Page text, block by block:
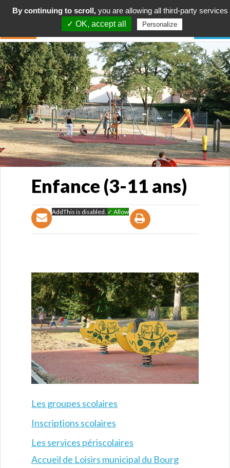
Enfance (3-11 ans)
AddThis is disabled. ✓ Allow
Les groupes scolaires
Inscriptions scolaires
Les services périscolaires
Accueil de Loisirs municipal du Bourg
By continuing to scroll, you are allowing all third-party services
✓ OK, accept all
Personalize